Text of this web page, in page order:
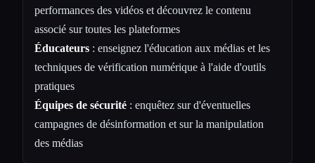
performances des vidéos et découvrez le contenu
associé sur toutes les plateformes
Éducateurs : enseignez l'éducation aux médias et les
techniques de vérification numérique à l'aide d'outils
pratiques
Équipes de sécurité : enquêtez sur d'éventuelles
campagnes de désinformation et sur la manipulation
des médias